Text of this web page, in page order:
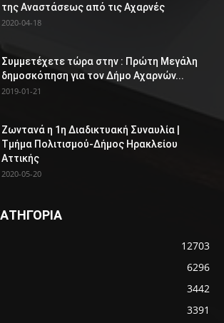
της Αναστάσεως από τις Αχαρνές
2020-04-18
Συμμετέχετε τώρα στην : Πρώτη Μεγάλη
δημοσκόπηση για τον Δήμο Αχαρνών...
2019-01-21
Ζωντανά η 1η Διαδικτυακή Συναυλία |
Τμήμα Πολιτισμού-Δήμος Ηρακλείου
Αττικής
2020-05-20
12703
6296
3442
3391